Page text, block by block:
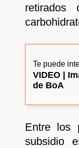
Te puede
VIDEO |
de BoA
Entre los
subsidio